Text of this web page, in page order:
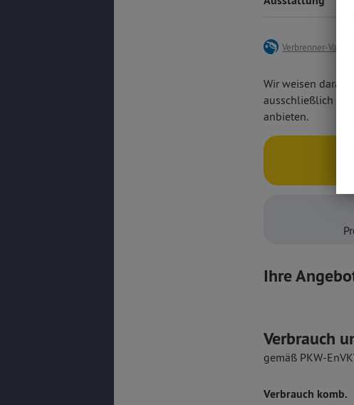
Verbrenner-
Wir weisen
ausschließlich vor
anbieten.
Ihre
Verbrauch
gemäß PKW-
Verbrauch komb.